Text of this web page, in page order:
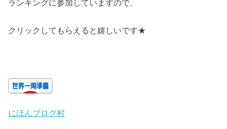
ランキングに参加していますので、
クリックしてもらえると嬉しいです★
にほんブログ村